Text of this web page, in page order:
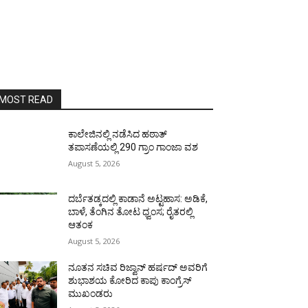
READ
ಕಾಲೇಜಿನಲ್ಲಿ ನಡೆಸಿದ ಹಠಾತ್
ತಪಾಸಣೆಯಲ್ಲಿ 290 ಗ್ರಾಂ ಗಾಂಜಾ ವಶ
August 5, 2026
ದರ್ಬೆತಡ್ಕದಲ್ಲಿ ಕಾಡಾನೆ ಅಟ್ಟಹಾಸ: ಅಡಿಕೆ,
ಬಾಳೆ, ತೆಂಗಿನ ತೋಟ ಧ್ವಂಸ; ರೈತರಲ್ಲಿ
ಆತಂಕ
August 5, 2026
ನೂತನ ಸಚಿವ ರಿಜ್ವಾನ್ ಹರ್ಷದ್ ಅವರಿಗೆ
ಶುಭಾಶಯ ಕೋರಿದ ಕಾಪು ಕಾಂಗ್ರೆಸ್
ಮುಖಂಡರು